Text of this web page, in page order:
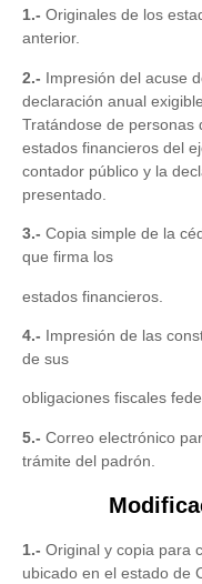
1.- Originales de los
anterior.
2.- Impresión del acuse
declaración anual
Tratándose de personas
estados financieros del
contador público y la
presentado.
3.- Copia simple de la
que firma los
estados financieros.
4.- Impresión de las
de sus
obligaciones fiscales
5.- Correo electrónico
trámite del padrón.
1.- Original y copia para
ubicado en el estado de